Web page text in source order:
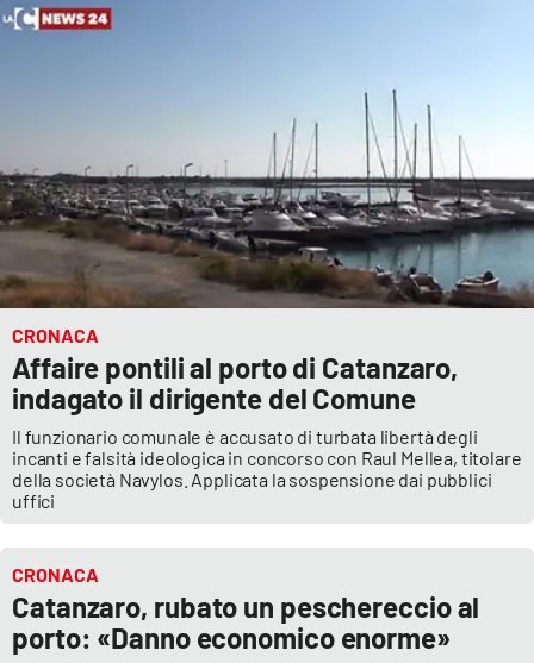
CRONACA
Affaire pontili al porto di Catanzaro,
indagato il dirigente del Comune
Il funzionario comunale è accusato di turbata libertà degli
incanti e falsità ideologica in concorso con Raul Mellea, titolare
della società Navylos. Applicata la sospensione dai pubblici
uffici
CRONACA
Catanzaro, rubato un peschereccio al
porto: «Danno economico enorme»